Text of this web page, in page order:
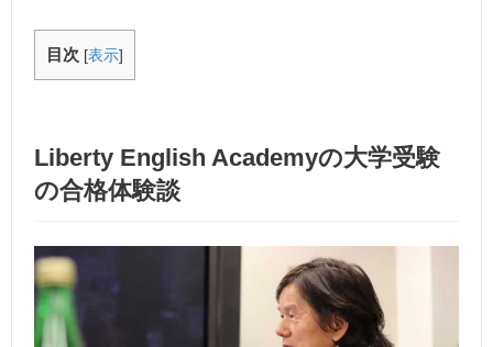
目次 [表示]
Liberty English Academyの大学受験
の合格体験談